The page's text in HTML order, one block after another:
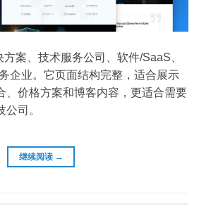
案、技术服务公司、软件/SaaS、
企业。它页面结构完整，适合展示
、价格方案和博客内容，更适合需要
司。
继续阅读 →